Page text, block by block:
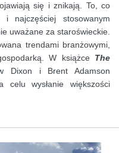
się i znikają. To, co
najczęściej stosowanym
uważane za staroświeckie.
trendami branżowymi,
W książce The
Dixon i Brent Adamson
celu wysłanie większości